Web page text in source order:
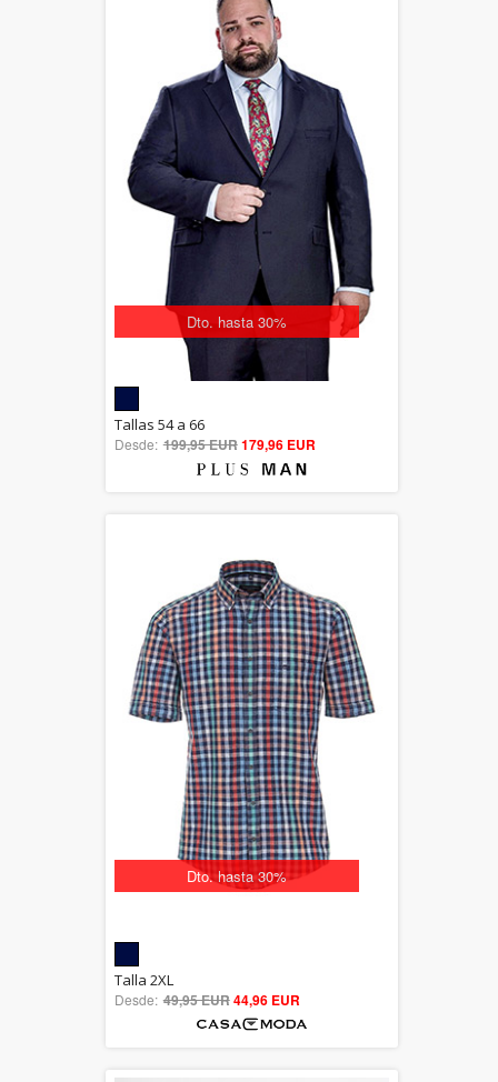
Dto. hasta 30%
out of 5
Tallas 54 a 66
Desde: 199,95 EUR179,96 EUR
Dto. hasta 30%
out of 5
Talla 2XL
Desde: 49,95 EUR44,96 EUR